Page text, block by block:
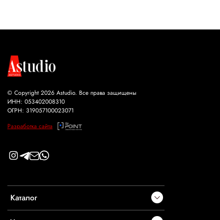
Каталог
© Copyright 2026 Astudio. Все права защищены
ИНН: 053402008310
ОГРН: 319057100023071
Разработка сайта